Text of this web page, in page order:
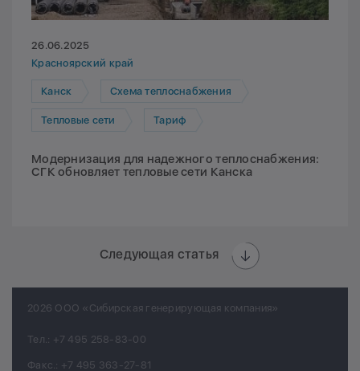
26.06.2025
Красноярский край
Канск Схема теплоснабжения
Тепловые сети Тариф
Модернизация для надежного теплоснабжения:
СГК обновляет тепловые сети Канска
Следующая статья
2026 ООО «Сибирская генерирующая компания»
Тел.: +7 495 258-83-00
Факс.: +7 495 363-27-81